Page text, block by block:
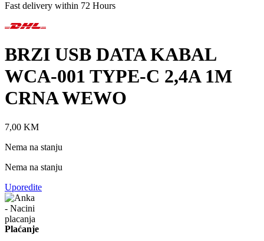
Fast delivery within 72 Hours
BRZI USB DATA KABAL
WCA-001 TYPE-C 2,4A 1M
CRNA WEWO
7,00 KM
Nema na stanju
Nema na stanju
Uporedite
Plaćanje